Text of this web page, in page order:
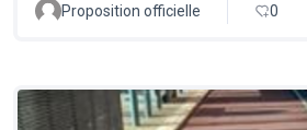
Proposition officielle 0